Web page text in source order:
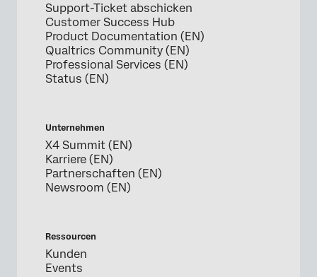
Support-Ticket abschicken
Customer Success Hub
Product Documentation (EN)
Qualtrics Community (EN)
Professional Services (EN)
Status (EN)
Unternehmen
X4 Summit (EN)
Karriere (EN)
Partnerschaften (EN)
Newsroom (EN)
Ressourcen
Kunden
Events